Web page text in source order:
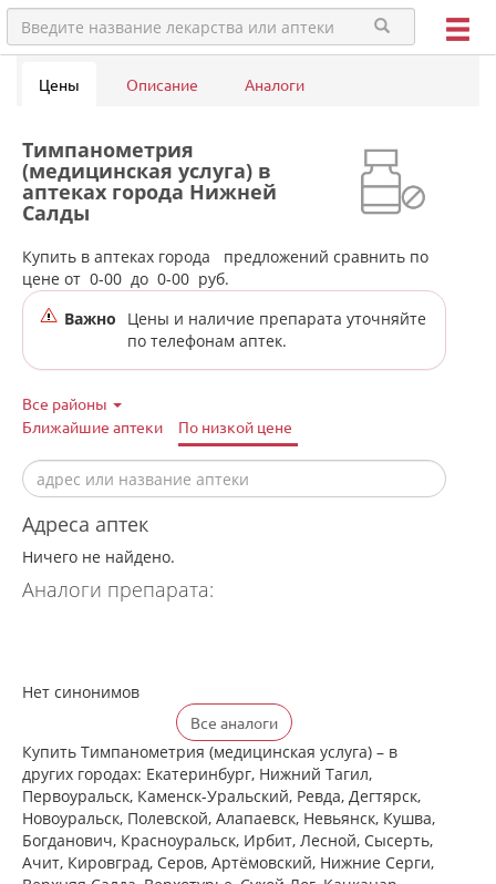
Цены Описание Аналоги
Тимпанометрия
(медицинская услуга) в
аптеках города Нижней
Салды
Купить в аптеках города
предложений сравнить по
цене от 0-00 до 0-00 руб.
Важно
Цены и наличие препарата уточняйте
по телефонам аптек.
Все районы
Ближайшие аптеки
По низкой цене
Адреса аптек
Ничего не найдено.
Аналоги препарата:
Нет синонимов
Все аналоги
Купить Тимпанометрия (медицинская услуга) – в
других городах: Екатеринбург, Нижний Тагил,
Первоуральск, Каменск-Уральский, Ревда, Дегтярск,
Новоуральск, Полевской, Алапаевск, Невьянск, Кушва,
Богданович, Красноуральск, Ирбит, Лесной, Сысерть,
Ачит, Кировград, Серов, Артёмовский, Нижние Cерги,